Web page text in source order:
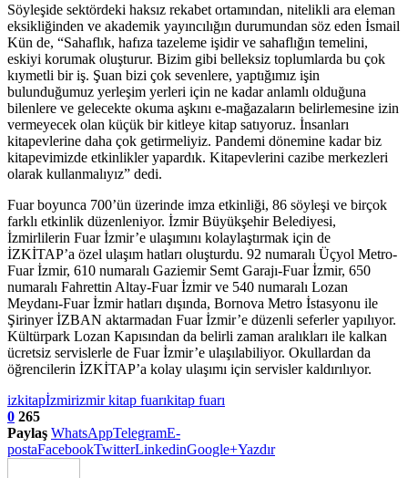
Söyleşide sektördeki haksız rekabet ortamından, nitelikli ara eleman
eksikliğinden ve akademik yayıncılığın durumundan söz eden İsmail
Kün de, “Sahaflık, hafıza tazeleme işidir ve sahaflığın temelini,
eskiyi korumak oluşturur. Bizim gibi belleksiz toplumlarda bu çok
kıymetli bir iş. Şuan bizi çok sevenlere, yaptığımız işin
bulunduğumuz yerleşim yerleri için ne kadar anlamlı olduğuna
bilenlere ve gelecekte okuma aşkını e-mağazaların belirlemesine izin
vermeyecek olan küçük bir kitleye kitap satıyoruz. İnsanları
kitapevlerine daha çok getirmeliyiz. Pandemi dönemine kadar biz
kitapevimizde etkinlikler yapardık. Kitapevlerini cazibe merkezleri
olarak kullanmalıyız” dedi.
Fuar boyunca 700’ün üzerinde imza etkinliği, 86 söyleşi ve birçok
farklı etkinlik düzenleniyor. İzmir Büyükşehir Belediyesi,
İzmirlilerin Fuar İzmir’e ulaşımını kolaylaştırmak için de
İZKİTAP’a özel ulaşım hatları oluşturdu. 92 numaralı Üçyol Metro-
Fuar İzmir, 610 numaralı Gaziemir Semt Garajı-Fuar İzmir, 650
numaralı Fahrettin Altay-Fuar İzmir ve 540 numaralı Lozan
Meydanı-Fuar İzmir hatları dışında, Bornova Metro İstasyonu ile
Şirinyer İZBAN aktarmadan Fuar İzmir’e düzenli seferler yapılıyor.
Kültürpark Lozan Kapısından da belirli zaman aralıkları ile kalkan
ücretsiz servislerle de Fuar İzmir’e ulaşılabiliyor. Okullardan da
öğrencilerin İZKİTAP’a kolay ulaşımı için servisler kaldırılıyor.
izkitapİzmirizmir kitap fuarıkitap fuarı
0 265
Paylaş WhatsAppTelegramE-
postaFacebookTwitterLinkedinGoogle+Yazdır